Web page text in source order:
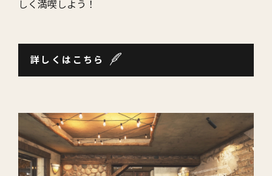
しく満喫しよう！
詳しくはこちら